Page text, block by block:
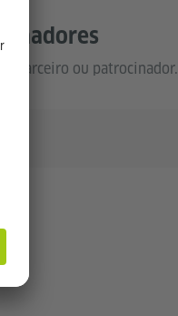
parceiro ou patrocinador.